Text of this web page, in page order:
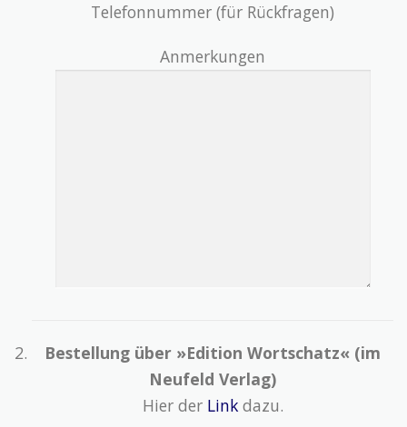
Telefonnummer (für Rückfragen)
Anmerkungen
Bestellung über »Edition Wortschatz« (im
Neufeld Verlag)
Hier der Linkdazu.